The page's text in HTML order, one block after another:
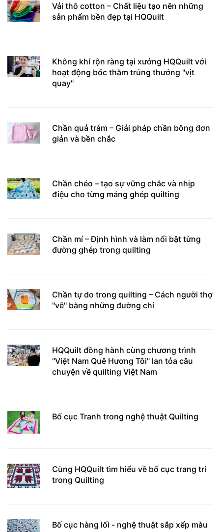
Vải thô cotton – Chất liệu tạo nên những
sản phẩm bền đẹp tại HQQuilt
Không khí rộn ràng tại xưởng HQQuilt với
hoạt động bốc thăm trúng thưởng "vịt
quay"
Chần quả trám – Giải pháp chần bông đơn
giản và bền chắc
Chần chéo – tạo sự vững chắc và nhịp
điệu cho từng mảng ghép quilting
Chần mí – Định hình và làm nổi bật từng
đường ghép trong quilting
Chần tự do trong quilting – Cách người thợ
"vẽ" bằng những đường chỉ
HQQuilt đồng hành cùng chương trình
"Việt Nam Quê Hương Tôi" lan tỏa câu
chuyện về quilting Việt Nam
Bố cục Tranh trong nghệ thuật Quilting
Cùng HQQuilt tìm hiểu về bố cục trang trí
trong Quilting
Bố cục hàng lối - nghệ thuật sắp xếp màu